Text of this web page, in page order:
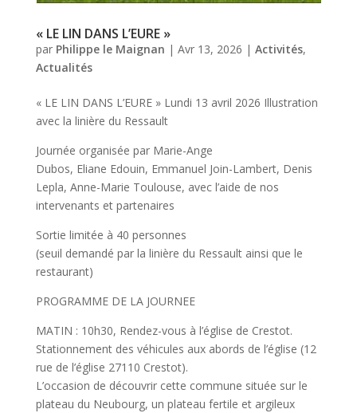
« LE LIN DANS L’EURE »
par Philippe le Maignan | Avr 13, 2026 | Activités,
Actualités
« LE LIN DANS L’EURE » Lundi 13 avril 2026 Illustration
avec la linière du Ressault
Journée organisée par Marie-Ange
Dubos, Eliane Edouin, Emmanuel Join-Lambert, Denis
Lepla, Anne-Marie Toulouse, avec l’aide de nos
intervenants et partenaires
Sortie limitée à 40 personnes
(seuil demandé par la linière du Ressault ainsi que le
restaurant)
PROGRAMME DE LA JOURNEE
MATIN : 10h30, Rendez-vous à l’église de Crestot.
Stationnement des véhicules aux abords de l’église (12
rue de l’église 27110 Crestot).
L’occasion de découvrir cette commune située sur le
plateau du Neubourg, un plateau fertile et argileux